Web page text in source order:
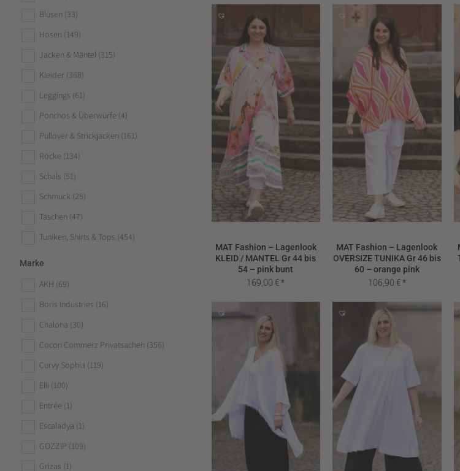
MAT Fashion – Lagenlook
KLEID / MANTEL Gr 44 bis
54 – pink bunt
169,00€
MAT Fashion – Lagenlook
OVERSIZE TUNIKA Gr 46 bis
60 – orange pink
106,90 €
Blusen (33)
Hosen (149)
Jacken & Mäntel (315)
Kleider (368)
Leggings (61)
Ponchos & Überwürfe (4)
Pullover & Strickjacken (161)
Röcke (134)
Schals (51)
Schmuck (25)
Taschen (47)
Tuniken, Shirts & Tops (454)
Marke
AKH (69)
Boris Industries (16)
Chalona (30)
Cocon Commerz Privatsachen (356)
Curvy Sophia (119)
Elli (100)
Entrée (1)
Escaladya (1)
GOZZIP (109)
Grizas (1)